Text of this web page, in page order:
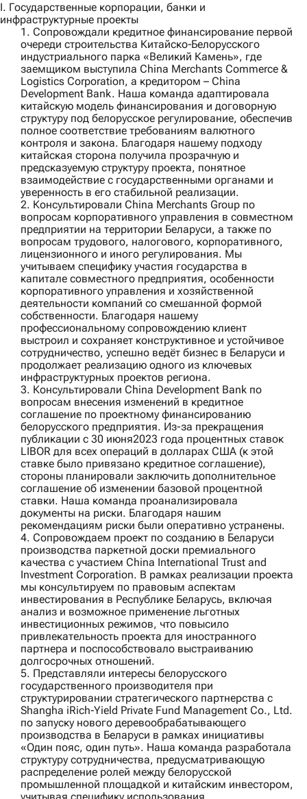
I. Государственные корпорации, банки и
инфраструктурные проекты
1. Сопровождали кредитное финансирование первой
очереди строительства Китайско‑Белорусского
индустриального парка «Великий Камень», где
заемщиком выступила China Merchants Commerce &
Logistics Corporation, а кредитором – China
Development Bank. Наша команда адаптировала
китайскую модель финансирования и договорную
структуру под белорусское регулирование, обеспечив
полное соответствие требованиям валютного
контроля и закона. Благодаря нашему подходу
китайская сторона получила прозрачную и
предсказуемую структуру проекта, понятное
взаимодействие с государственными органами и
уверенность в его стабильной реализации.
2. Консультировали China Merchants Group по
вопросам корпоративного управления в совместном
предприятии на территории Беларуси, а также по
вопросам трудового, налогового, корпоративного,
лицензионного и иного регулирования. Мы
учитываем специфику участия государства в
капитале совместного предприятия, особенности
корпоративного управления и хозяйственной
деятельности компаний со смешанной формой
собственности. Благодаря нашему
профессиональному сопровождению клиент
выстроил и сохраняет конструктивное и устойчивое
сотрудничество, успешно ведёт бизнес в Беларуси и
продолжает реализацию одного из ключевых
инфраструктурных проектов региона.
3. Консультировали China Development Bank по
вопросам внесения изменений в кредитное
соглашение по проектному финансированию
белорусского предприятия. Из-за прекращения
публикации с 30 июня2023 года процентных ставок
LIBOR для всех операций в долларах США (к этой
ставке было привязано кредитное соглашение),
стороны планировали заключить дополнительное
соглашение об изменении базовой процентной
ставки. Наша команда проанализировала
документы на риски. Благодаря нашим
рекомендациям риски были оперативно устранены.
4. Сопровождаем проект по созданию в Беларуси
производства паркетной доски премиального
качества с участием China International Trust and
Investment Corporation. В рамках реализации проекта
мы консультируем по правовым аспектам
инвестирования в Республике Беларусь, включая
анализ и возможное применение льготных
инвестиционных режимов, что повысило
привлекательность проекта для иностранного
партнера и поспособствовало выстраиванию
долгосрочных отношений.
5. Представляли интересы белорусского
государственного производителя при
структурировании стратегического партнерства с
Shangha iRich‑Yield Private Fund Management Co., Ltd.
по запуску нового деревообрабатывающего
производства в Беларуси в рамках инициативы
«Один пояс, один путь». Наша команда разработала
структуру сотрудничества, предусматривающую
распределение ролей между белорусской
промышленной площадкой и китайским инвестором,